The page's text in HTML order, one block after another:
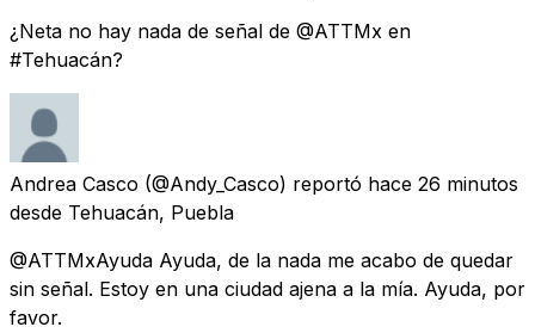
¿Neta no hay nada de señal de @ATTMx en
#Tehuacán?
Andrea Casco (@Andy_Casco) reportó hace 26 minutos
desde Tehuacán, Puebla
@ATTMxAyuda Ayuda, de la nada me acabo de quedar
sin señal. Estoy en una ciudad ajena a la mía. Ayuda, por
favor.